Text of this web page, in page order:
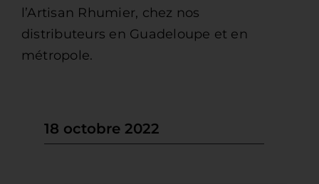
l’Artisan Rhumier, chez nos
distributeurs en Guadeloupe et en
métropole.
18 octobre 2022